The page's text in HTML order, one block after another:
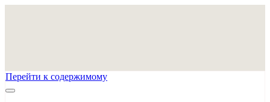
Перейти к содержимому